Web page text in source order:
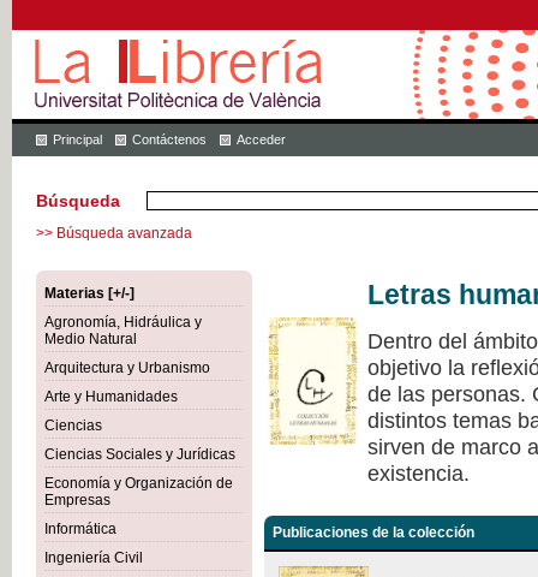
Principal Contáctenos Acceder
Búsqueda
>> Búsqueda avanzada
Materias [+/-]
Agronomía, Hidráulica y
Medio Natural
Arquitectura y Urbanismo
Arte y Humanidades
Ciencias
Ciencias Sociales y Jurídicas
Economía y Organización de
Empresas
Informática
Ingeniería Civil
Letras
Dentro del
objetivo la
de las personas.
distintos temas
sirven de marco
existencia.
Publicaciones de la colección